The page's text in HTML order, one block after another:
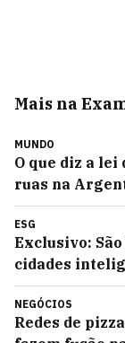
Mais na
MUNDO
O que diz a
ruas na
ESG
Exclusivo:
cidades
NEGÓCIOS
Redes de